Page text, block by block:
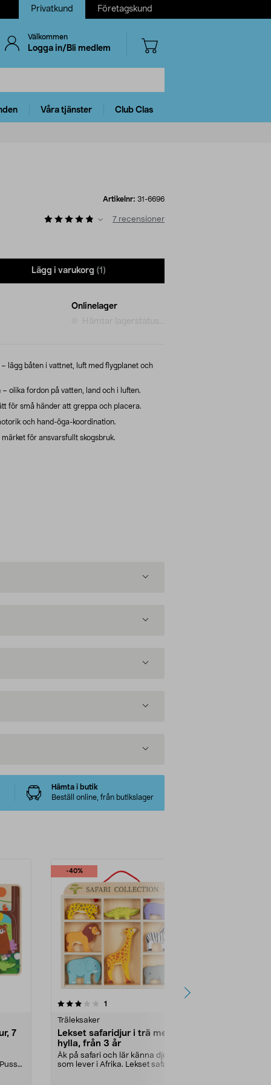
Privatkund Företagskund
Välkommen
Logga in/Bli medlem
Våra tjänster Club Clas
Artikelnr: 31-6696
7 recensioner
Lägg i varukorg (1)
Onlinelager
Hämtar lagerstatus...
lägg båten i vattnet, luft med flygplanet och
olika fordon på vatten, land och i luften.
för små händer att greppa och placera.
och hand-öga-koordination.
för ansvarsfullt skogsbruk.
Hämta i butik
Beställ online, från butikslager
7
-40%
1
Träleksaker
Lekset safaridjur i trä med
hylla, från 3 år
Åk på safari och lär känna djuren
som lever i Afrika. Lekset safaridjur
0.0 av 5 stjärnor